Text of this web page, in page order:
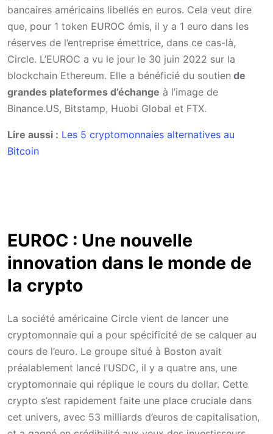
bancaires américains libellés en euros. Cela veut dire
que, pour 1 token EUROC émis, il y a 1 euro dans les
réserves de l’entreprise émettrice, dans ce cas-là,
Circle. L’EUROC a vu le jour le 30 juin 2022 sur la
blockchain Ethereum. Elle a bénéficié du soutien de
grandes plateformes d’échange à l’image de
Binance.US, Bitstamp, Huobi Global et FTX.
Lire aussi : Les 5 cryptomonnaies alternatives au
Bitcoin
EUROC : Une nouvelle
innovation dans le monde de
la crypto
La société américaine Circle vient de lancer une
cryptomonnaie qui a pour spécificité de se calquer au
cours de l’euro. Le groupe situé à Boston avait
préalablement lancé l’USDC, il y a quatre ans, une
cryptomonnaie qui réplique le cours du dollar. Cette
crypto s’est rapidement faite une place cruciale dans
cet univers, avec 53 milliards d’euros de capitalisation,